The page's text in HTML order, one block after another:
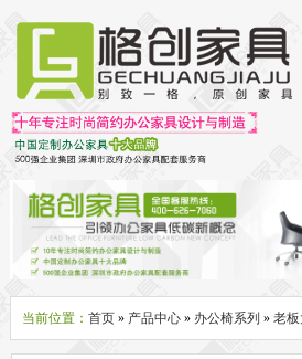
首页
茶台茶桌
多媒体会议室家具
办公屏风隔断系列
办公屏风卡位
高隔断墙 折叠屏风
组合职员
办公桌系列
会议桌
办公椅系列
当前位置： 首页» 产品中心» 办公椅系列 » 老